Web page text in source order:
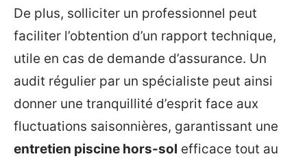
De plus, solliciter un professionnel peut
faciliter l’obtention d’un rapport technique,
utile en cas de demande d’assurance. Un
audit régulier par un spécialiste peut ainsi
donner une tranquillité d’esprit face aux
fluctuations saisonnières, garantissant une
entretien piscine hors-sol efficace tout au